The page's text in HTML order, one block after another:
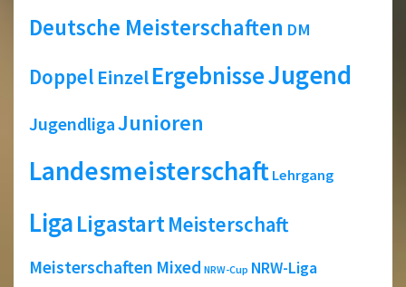
Deutsche Meisterschaften DM
Doppel EinzelErgebnisseJugend
JugendligaJunioren
Landesmeisterschaft Lehrgang
LigaLigastartMeisterschaft
Meisterschaften Mixed NRW-Cup NRW-Liga